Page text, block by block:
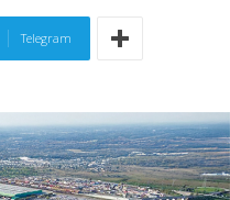
Telegram